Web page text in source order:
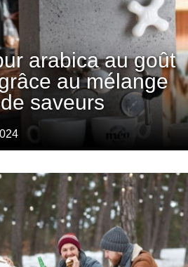
arabica au goût
au mélange
saveurs